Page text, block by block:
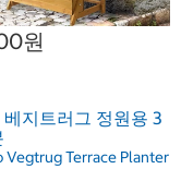
원
베지트러그 정원용 3
Vegtrug Terrace Planter